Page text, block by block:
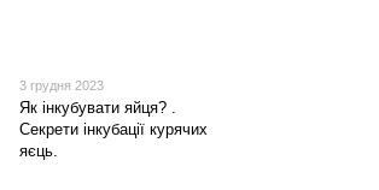
3 грудня 2023
Як інкубувати яйця? .
Секрети інкубації курячих
яєць.